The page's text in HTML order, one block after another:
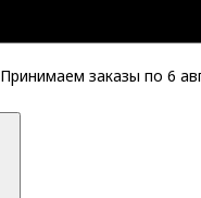
Принимаем заказы по 6